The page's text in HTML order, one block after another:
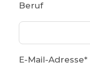
Beruf
E-Mail-Adresse*